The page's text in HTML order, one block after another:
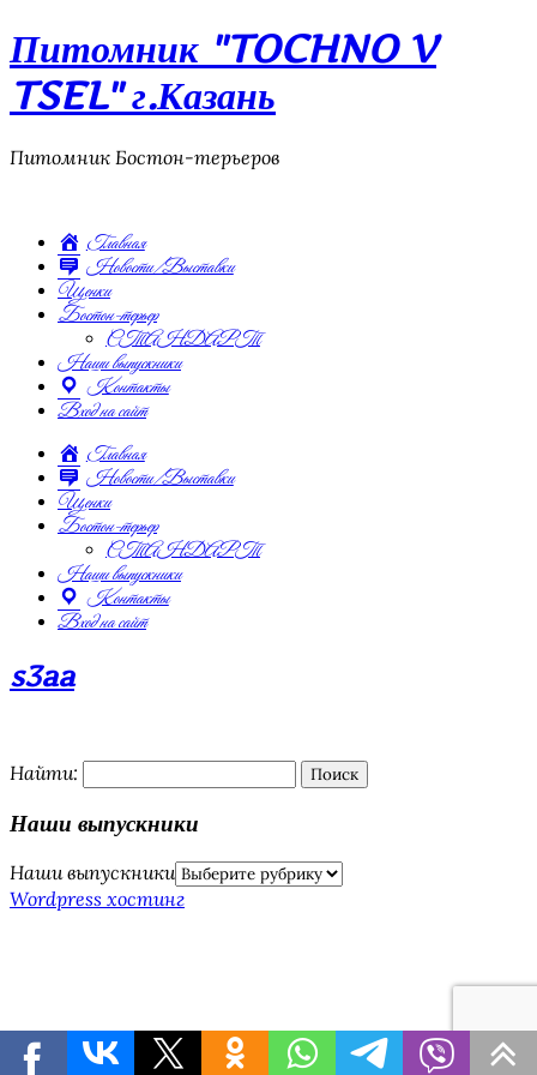
Питомник "TOCHNO V
TSEL" г.Казань
Питомник Бостон-терьеров
Главная
Новости/Выставки
Щенки
Бостон-терьер
СТАНДАРТ
Наши выпускники
Контакты
Вход на сайт
Главная
Новости/Выставки
Щенки
Бостон-терьер
СТАНДАРТ
Наши выпускники
Контакты
Вход на сайт
s3aa
Найти:
Наши выпускники
Наши выпускники
Wordpress хостинг